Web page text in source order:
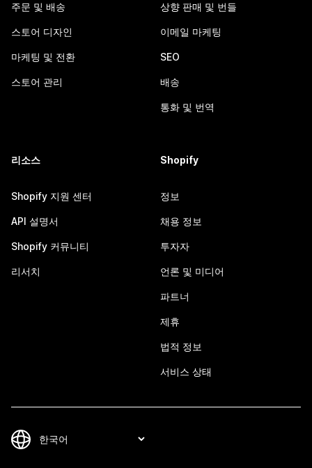
주문 및 배송
스토어 디자인
마케팅 및 전환
스토어 관리
상향 판매 및 번들
이메일 마케팅
SEO
배송
통화 및 번역
리소스
Shopify 지원 센터
API 설명서
Shopify 커뮤니티
리서치
Shopify
정보
채용 정보
투자자
언론 및 미디어
파트너
제휴
법적 정보
서비스 상태